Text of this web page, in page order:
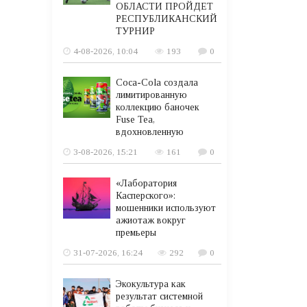
ОБЛАСТИ ПРОЙДЕТ
РЕСПУБЛИКАНСКИЙ
ТУРНИР
4-08-2026, 10:04
193 0
Coca-Cola создала
лимитированную
коллекцию баночек
Fuse Tea,
вдохновленную
3-08-2026, 15:21
161 0
«Лаборатория
Касперского»:
мошенники используют
ажиотаж вокруг
премьеры
31-07-2026, 16:24
292 0
Экокультура как
результат системной